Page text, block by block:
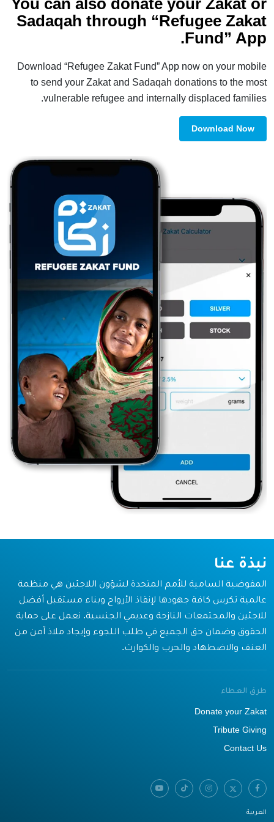
You can also donate your Zakat or
Sadaqah through “Refugee Zakat
Fund” App.
Download “Refugee Zakat Fund” App now on your mobile
to send your Zakat and Sadaqah donations to the most
vulnerable refugee and internally displaced families.
Download Now
نبذة عنا
المفوضية السامية للأمم المتحدة لشؤون اللاجئين هي منظمة
عالمية تكرس كافة جهودها لإنقاذ الأرواح وبناء مستقبل أفضل
للاجئين والمجتمعات النازحة وعديمي الجنسية. نعمل على حماية
الحقوق وضمان حق الجميع في طلب اللجوء وإيجاد ملاذ آمن من
العنف والاضطهاد والحرب والكوارث.
طرق العطاء
Donate your Zakat
Tribute Giving
Contact Us
العربية